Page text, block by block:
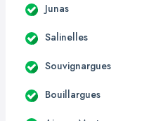
Junas
Salinelles
Souvignargues
Bouillargues